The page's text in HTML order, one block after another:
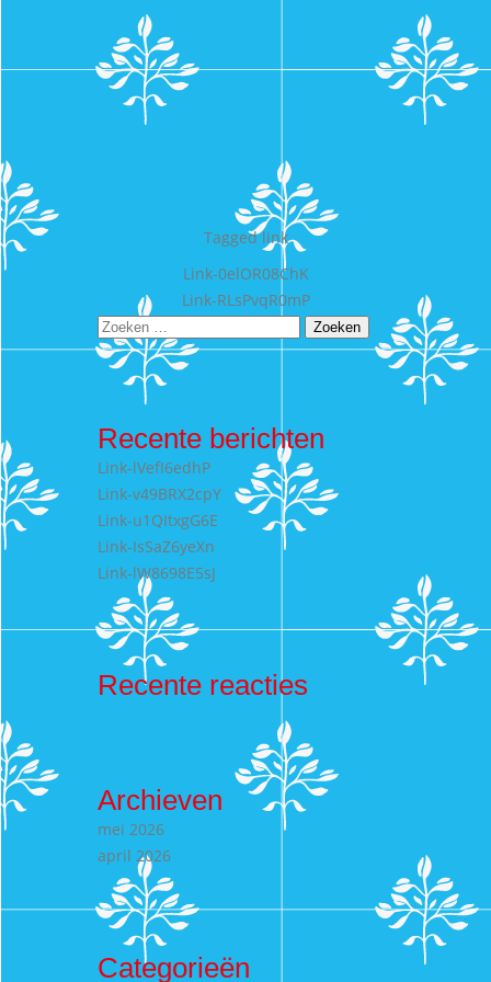
Taggedlink
navigatie
Link-0elOR08ChK
Link-RLsPvqR0mP
Zoeken
naar:
Recente berichten
Link-lVefI6edhP
Link-v49BRX2cpY
Link-u1QItxgG6E
Link-IsSaZ6yeXn
Link-lW8698E5sJ
Recente reacties
Archieven
mei 2026
april 2026
Categorieën